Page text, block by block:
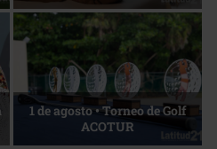
La esencia del servicio